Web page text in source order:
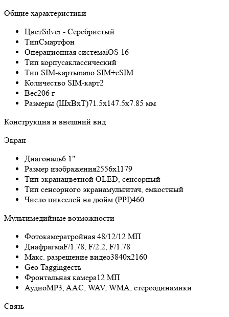
Общие характеристики
ЦветSilver - Серебристый
ТипСмартфон
Операционная системаiOS 16
Тип корпусаклассический
Тип SIM-картыnano SIM+eSIM
Количество SIM-карт2
Вес206 г
Размеры (ШxВxТ)71.5x147.5x7.85 мм
Конструкция и внешний вид
Экран
Диагональ6.1"
Размер изображения2556x1179
Тип экранацветной OLED, сенсорный
Тип сенсорного экранамультитач, емкостный
Число пикселей на дюйм (PPI)460
Мультимедийные возможности
Фотокамератройная 48/12/12 МП
ДиафрагмаF/1.78, F/2.2, F/1.78
Макс. разрешение видео3840x2160
Geo Taggingесть
Фронтальная камера12 МП
АудиоMP3, AAC, WAV, WMA, стереодинамики
Связь